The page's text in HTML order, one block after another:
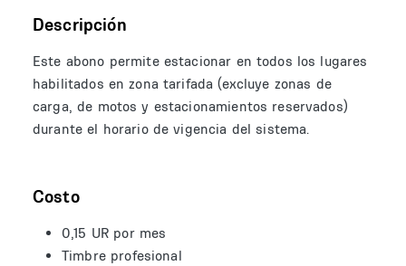
Descripción
Este abono permite estacionar en todos los lugares
habilitados en zona tarifada (excluye zonas de
carga, de motos y estacionamientos reservados)
durante el horario de vigencia del sistema.
Costo
0,15 UR por mes
Timbre profesional